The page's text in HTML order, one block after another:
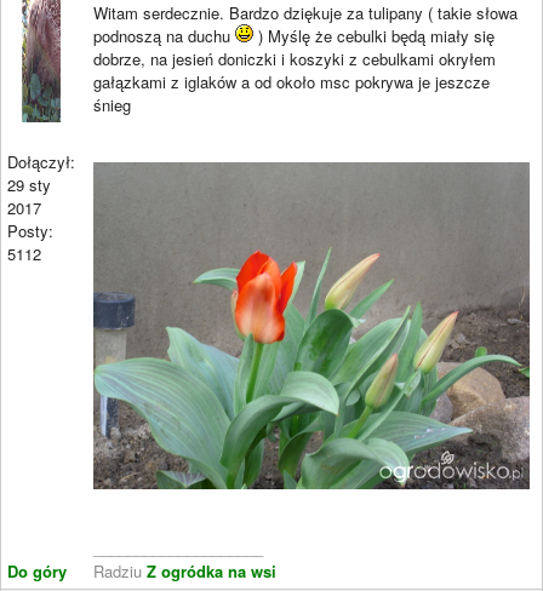
Dołączył:
29 sty
2017
Posty:
5112
Do góry
Witam serdecznie. Bardzo dziękuje za tulipany ( takie słowa
podnoszą na duchu
) Myślę że cebulki będą miały się
dobrze, na jesień doniczki i koszyki z cebulkami okryłem
gałązkami z iglaków a od około msc pokrywa je jeszcze
śnieg
Radziu Z ogródka na wsi